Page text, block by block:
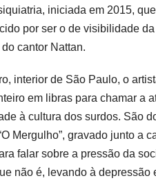
iniciada em 2015,
por ser o de visibilidade
cantor Nattan.
interior de São Paulo, o
em libras para chamar a
à cultura dos surdos. São
Mergulho”, gravado junto a
falar sobre a pressão da
não é, levando à depressão